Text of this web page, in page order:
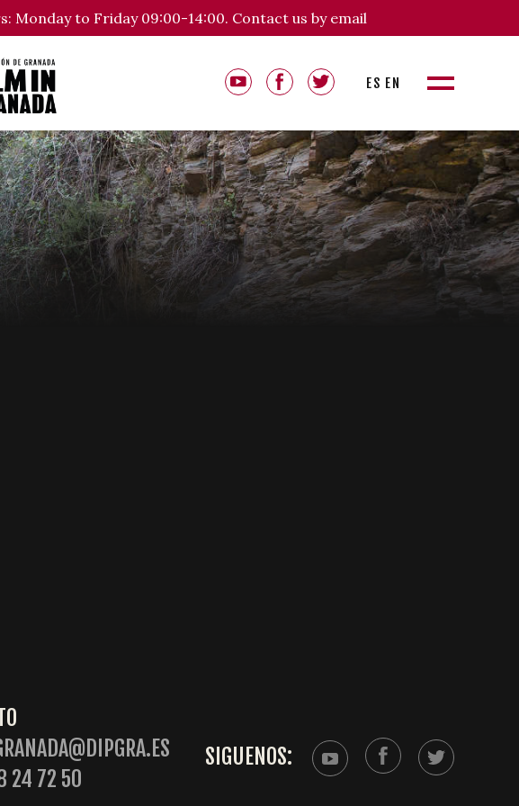
to Friday 09:00-14:00. Contact us by email
ES EN
24 72 50
SIGUENOS: